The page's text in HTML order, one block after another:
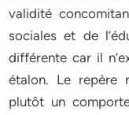
validité
sociales et de
différente car il
étalon. Le repère
plutôt un